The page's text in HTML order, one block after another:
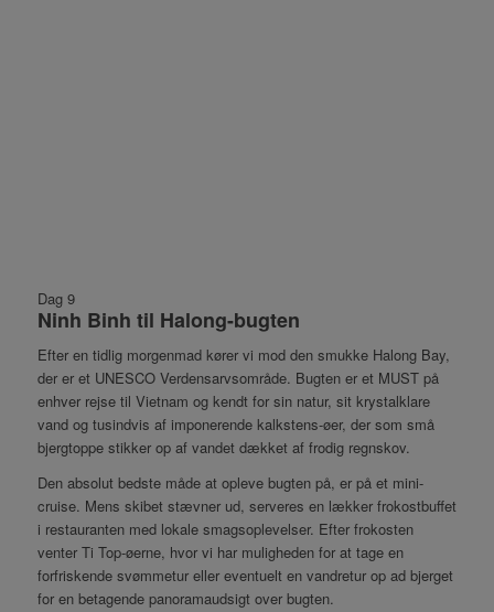
Dag 9
Ninh Binh til Halong-bugten
Efter en tidlig morgenmad kører vi mod den smukke Halong Bay,
der er et UNESCO Verdensarvsområde. Bugten er et MUST på
enhver rejse til Vietnam og kendt for sin natur, sit krystalklare
vand og tusindvis af imponerende kalkstens-øer, der som små
bjergtoppe stikker op af vandet dækket af frodig regnskov.
Den absolut bedste måde at opleve bugten på, er på et mini-
cruise. Mens skibet stævner ud, serveres en lækker frokostbuffet
i restauranten med lokale smagsoplevelser. Efter frokosten
venter Ti Top-øerne, hvor vi har muligheden for at tage en
forfriskende svømmetur eller eventuelt en vandretur op ad bjerget
for en betagende panoramaudsigt over bugten.